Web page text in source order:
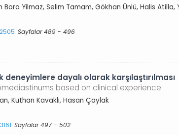
Bora Yilmaz, Selim Tamam, Gökhan Ünlü, Halis
Sayfalar 489 - 496
dayalı olarak karşılaştırılması
based on clinical experience
Kuthan Kavaklı, Hasan Çaylak
Sayfalar 497 - 502